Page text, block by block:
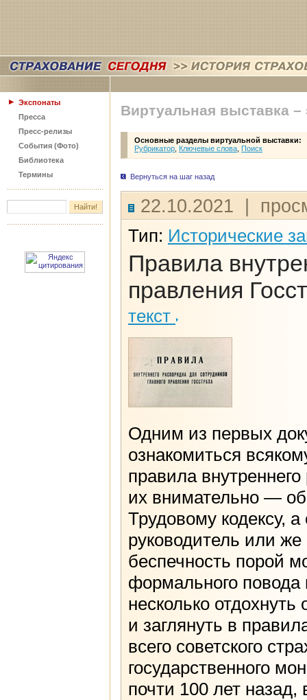
Экспонаты
Пресса
Пресс-релизы
События (Фото)
Библиотека
Термины
Виртуальная выставка –
Основные разделы виртуальной выставки:
Рубрикатор Ключевые слова Поиск
Вернуться на шаг назад
22.10.2021 |
Тип: Исторические
Правила
правления
текст
Одним из первых
ознакомиться
правила
их внимательно —
Трудовому кодексу,
руководитель или
беспечность порой
формального
несколько
и заглянуть в
всего советского
государственного
почти 100 лет назад,